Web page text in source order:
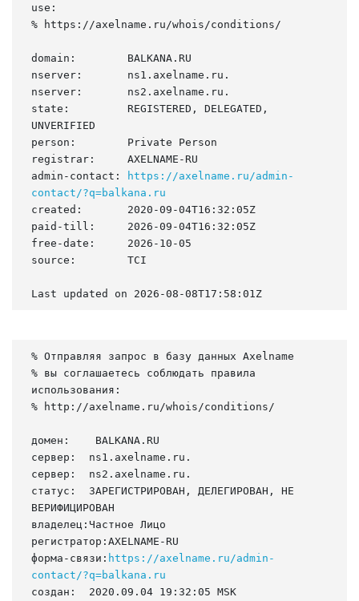
use:
% https://axelname.ru/whois/conditions/
domain:        BALKANA.RU
nserver:       ns1.axelname.ru.
nserver:       ns2.axelname.ru.
state:         REGISTERED, DELEGATED,
UNVERIFIED
person:        Private Person
registrar:     AXELNAME-RU
admin-contact:
https://axelname.ru/admin-
contact/?q=balkana.ru
created:       2020-09-04T16:32:05Z
paid-till:     2026-09-04T16:32:05Z
free-date:     2026-10-05
source:        TCI
Last updated on 2026-08-08T17:58:01Z
% Отправляя запрос в базу данных Axelname
% вы соглашаетесь соблюдать правила
использования:
% http://axelname.ru/whois/conditions/
домен:    BALKANA.RU
сервер:  ns1.axelname.ru.
сервер:  ns2.axelname.ru.
статус:  ЗАРЕГИСТРИРОВАН, ДЕЛЕГИРОВАН, НЕ
ВЕРИФИЦИРОВАН
владелец:Частное Лицо
регистратор:AXELNAME-RU
форма-связи: https://axelname.ru/admin-
contact/?q=balkana.ru
создан:  2020.09.04 19:32:05 MSK